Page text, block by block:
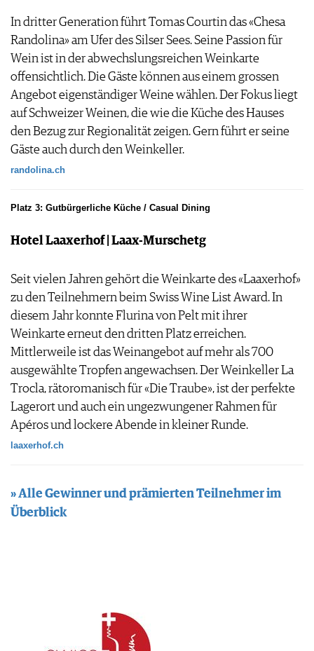
In dritter Generation führt Tomas Courtin das «Chesa
Randolina» am Ufer des Silser Sees. Seine Passion für
Wein ist in der abwechslungsreichen Weinkarte
offensichtlich. Die Gäste können aus einem grossen
Angebot eigenständiger Weine wählen. Der Fokus liegt
auf Schweizer Weinen, die wie die Küche des Hauses
den Bezug zur Regionalität zeigen. Gern führt er seine
Gäste auch durch den Weinkeller.
randolina.ch
Platz 3: Gutbürgerliche Küche / Casual Dining
Hotel Laaxerhof | Laax-Murschetg
Seit vielen Jahren gehört die Weinkarte des «Laaxerhof»
zu den Teilnehmern beim Swiss Wine List Award. In
diesem Jahr konnte Flurina von Pelt mit ihrer
Weinkarte erneut den dritten Platz erreichen.
Mittlerweile ist das Weinangebot auf mehr als 700
ausgewählte Tropfen angewachsen. Der Weinkeller La
Trocla, rätoromanisch für «Die Traube», ist der perfekte
Lagerort und auch ein ungezwungener Rahmen für
Apéros und lockere Abende in kleiner Runde.
laaxerhof.ch
» Alle Gewinner und prämierten Teilnehmer im
Überblick